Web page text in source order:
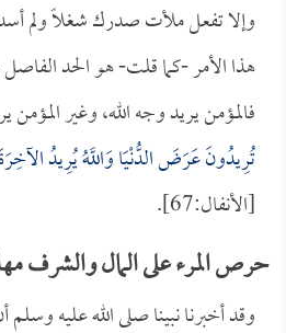
وإلا تفعل ملأت صدرك شغلاً ولم
هذا الأمر -كما قلت- هو الحد الفاصل
فالمؤمن يريد وجه الله، وغير
تُرِيدُونَ عَرَضَ الدُّنْيَا وَاللَّهُ يُرِيدُ
[الأنفال:67].
حرص المرء على المال والشرف
وقد أخبرنا نبينا صلى الله عليه